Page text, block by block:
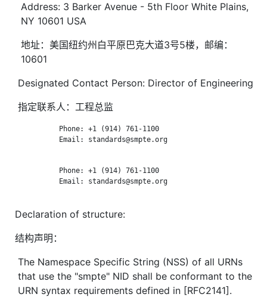
Address: 3 Barker Avenue - 5th Floor White Plains,
NY 10601 USA
地址：美国纽约州白平原巴克大道3号5楼，邮编：
10601
Designated Contact Person: Director of Engineering
指定联系人：工程总监
            Phone: +1 (914) 761-1100
            Email: standards@smpte.org
            Phone: +1 (914) 761-1100
            Email: standards@smpte.org
Declaration of structure:
结构声明：
The Namespace Specific String (NSS) of all URNs
that use the "smpte" NID shall be conformant to the
URN syntax requirements defined in [RFC2141].